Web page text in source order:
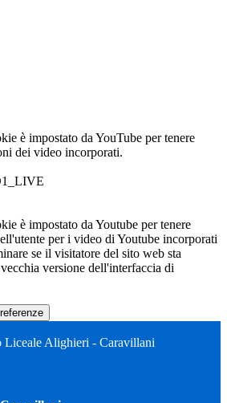
è impostato da YouTube per tenere
dei video incorporati.
è impostato da Youtube per tenere
per i video di Youtube incorporati
se il visitatore del sito web sta
versione dell'interfaccia di
Liceale Alighieri - Caravillani